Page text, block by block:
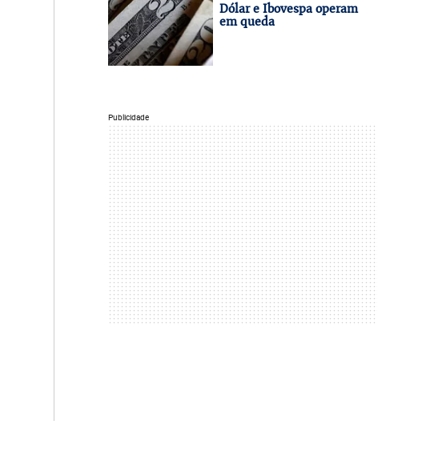
Dólar e Ibovespa operam
em queda
Publicidade